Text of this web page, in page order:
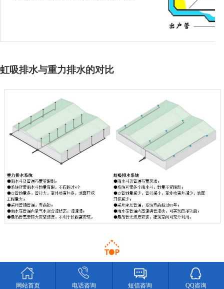
虹吸排水与重力排水的对比
网站首页 电话咨询 短信咨询 QQ咨询